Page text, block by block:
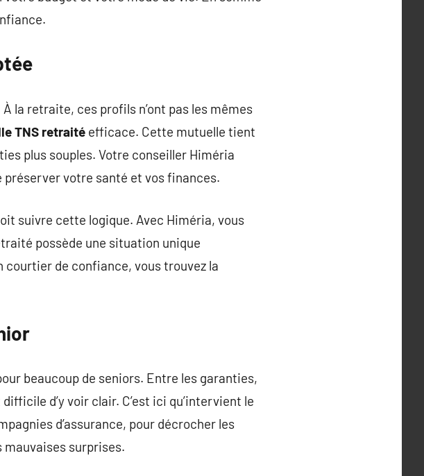
la retraite, ces profils n’ont pas les mêmes
TNS retraité efficace. Cette mutuelle tient
plus souples. Votre conseiller Himéria
préserver votre santé et vos finances.
suivre cette logique. Avec Himéria, vous
possède une situation unique
de confiance, vous trouvez la
beaucoup de seniors. Entre les garanties,
d’y voir clair. C’est ici qu’intervient le
d’assurance, pour décrocher les
mauvaises surprises.